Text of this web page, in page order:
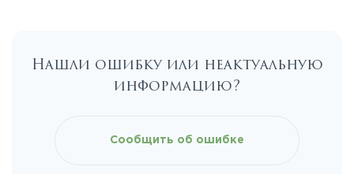
Нашли ошибку или неактуальную
информацию?
Сообщить об ошибке